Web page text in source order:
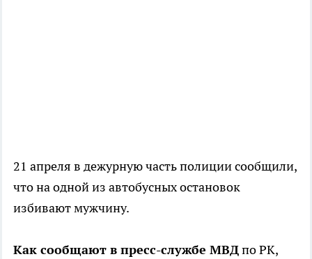
21 апреля в дежурную часть полиции сообщили,
что на одной из автобусных остановок
избивают мужчину.
Как сообщают в пресс-службе МВДпо РК,